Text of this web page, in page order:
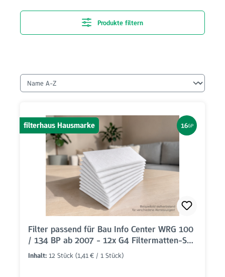
Produkte filtern
filterhaus Hausmarke 16GP
Filter passend für Bau Info Center WRG 100
/ 134 BP ab 2007 - 12x G4 Filtermatten-Set
(340x285mm)
Inhalt: 12 Stück (1,41 € / 1 Stück)